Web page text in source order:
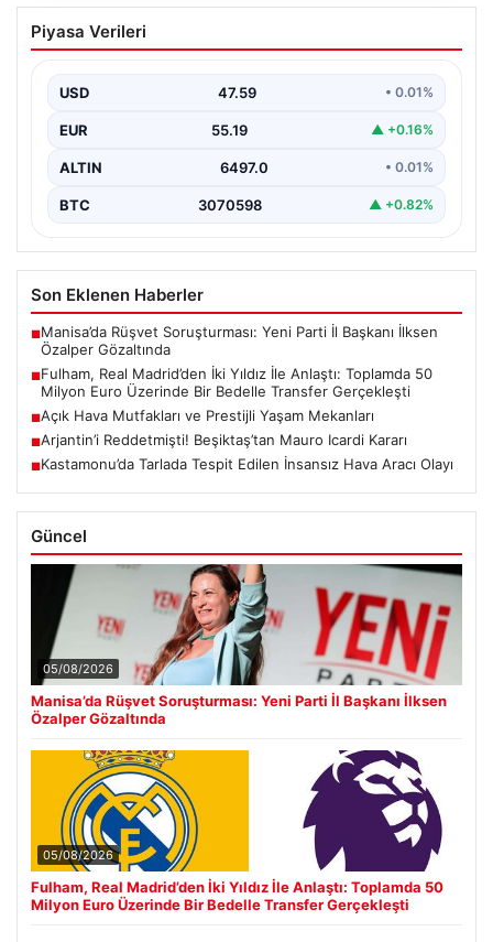
Fulham, Real Madrid’den İki Yıldız İle
Anlaştı: Toplamda 50 Milyon Euro
Gerçekleşti
Premier Lig’in köklü ekiplerinden Fulham, transfer
pazarlığında önemli bir adım attı. İngiltere temsilcisi,
Piyasa Verileri
USD 47.59 • 0.01%
EUR 55.19 ▲ +0.16%
ALTIN 6497.0 • 0.01%
BTC 3070598 ▲ +0.82%
Son Eklenen Haberler
■Manisa’da Rüşvet Soruşturması: Yeni Parti İl Başkanı İlksen
Özalper Gözaltında
■Fulham, Real Madrid’den İki Yıldız İle Anlaştı: Toplamda 50
Milyon Euro Üzerinde Bir Bedelle Transfer Gerçekleşti
■Açık Hava Mutfakları ve Prestijli Yaşam Mekanları
■Arjantin’i Reddetmişti! Beşiktaş’tan Mauro Icardi Kararı
■Kastamonu’da Tarlada Tespit Edilen İnsansız Hava Aracı Olayı
Güncel
05/08/2026
Manisa’da Rüşvet Soruşturması: Yeni Parti İl Başkanı İlksen
Özalper Gözaltında
05/08/2026
Fulham, Real Madrid’den İki Yıldız İle Anlaştı: Toplamda 50
Milyon Euro Üzerinde Bir Bedelle Transfer Gerçekleşti